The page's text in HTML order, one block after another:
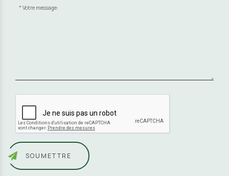
Votre message:
SOUMETTRE